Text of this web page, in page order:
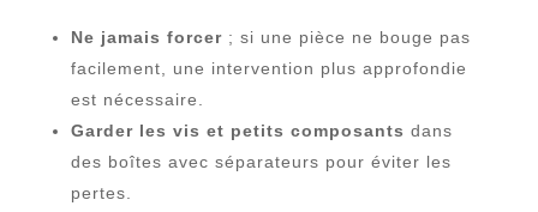
Ne jamais forcer; si une pièce ne bouge pas
facilement, une intervention plus approfondie
est nécessaire.
Garder les vis et petits composants dans
des boîtes avec séparateurs pour éviter les
pertes.